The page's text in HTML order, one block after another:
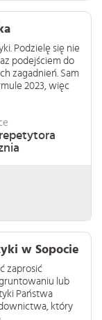
Podzielę się nie
podejściem do
zagadnień. Sam
2023, więc
w Sopocie
zaprosić
lub
Państwa
który